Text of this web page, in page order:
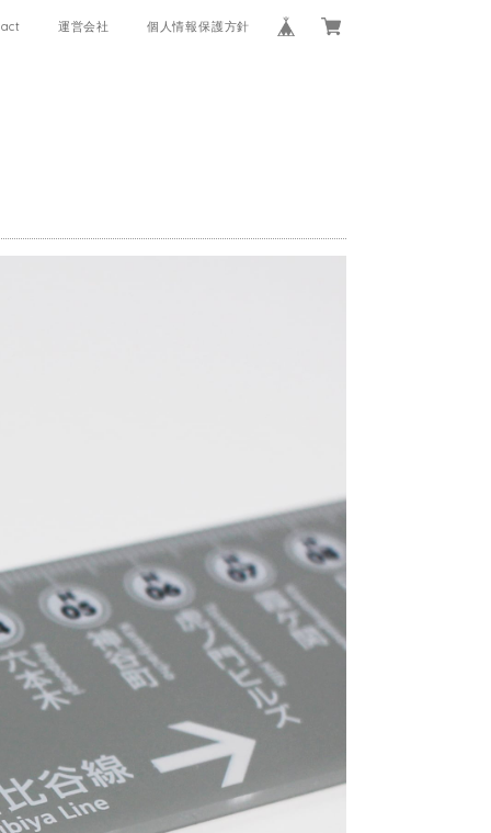
運営会社 個人情報保護方針